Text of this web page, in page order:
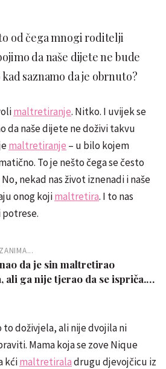
od čega mnogi roditelji
da naše dijete ne bude
saznamo da je obrnuto?
maltretiranje. Nitko. I uvijek se
da naše dijete ne doživi takvu
maltretiranje – u bilo kojem
To je nešto čega se često
nekad nas život iznenadi i naše
onog kojimaltretira. I to nas
potrese.
da je sin maltretirao
ali ga nije tjerao da se ispriča.
napravio
to doživjela, ali nije dvojila ni
Mama koja se zove Nique
kćimaltretiraladrugu djevojčicu iz